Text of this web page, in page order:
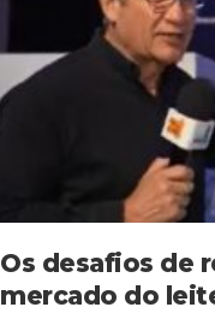
Os desafios de
mercado do